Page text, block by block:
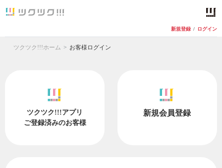
新規登録 / ログイン
ツクツク!!!ホーム お客様ログイン
ツクツク!!!アプリ
ご登録済みのお客様
新規会員登録